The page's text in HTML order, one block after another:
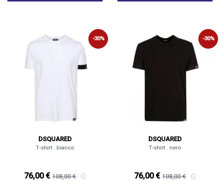
-30%
DSQUARED
T-shirt . bianco
76,00 € 108,00 €
-30%
DSQUARED
T-shirt . nero
76,00 € 108,00 €